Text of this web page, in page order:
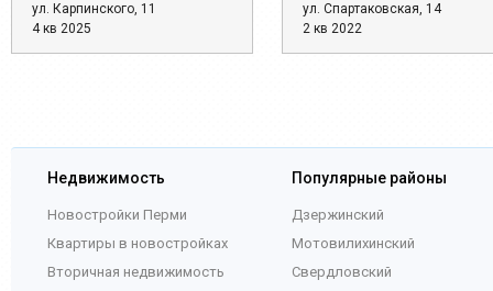
ул. Карпинского, 11
4 кв 2025
ул. Спартаковская, 14
2 кв 2022
Недвижимость
Новостройки Перми
Квартиры в новостройках
Вторичная недвижимость
Популярные районы
Дзержинский
Мотовилихинский
Свердловский